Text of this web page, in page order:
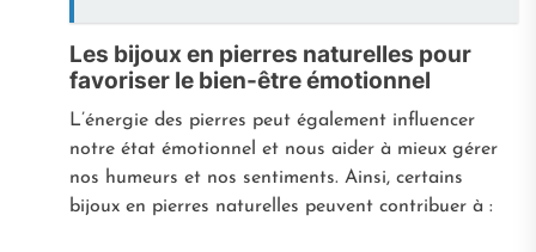
Les bijoux en pierres naturelles pour
favoriser le bien-être émotionnel
L’énergie des pierres peut également influencer
notre état émotionnel et nous aider à mieux gérer
nos humeurs et nos sentiments. Ainsi, certains
bijoux en pierres naturelles peuvent contribuer à :